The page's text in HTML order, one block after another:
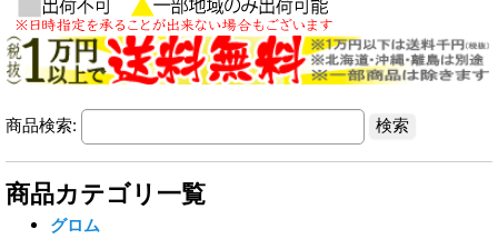
商品検索:
商品カテゴリ一覧
グロム